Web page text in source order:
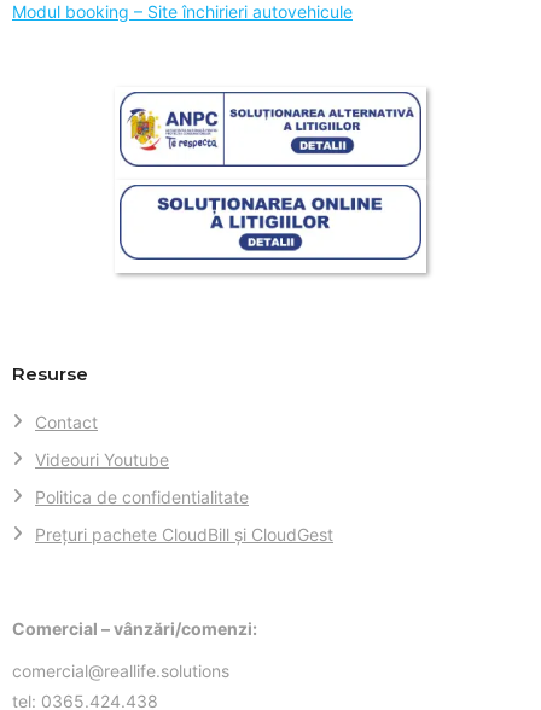
Modul booking – Site închirieri autovehicule
Resurse
Contact
Videouri Youtube
Politica de confidentialitate
Prețuri pachete CloudBill și CloudGest
Comercial – vânzări/comenzi:
comercial@reallife.solutions
tel: 0365.424.438